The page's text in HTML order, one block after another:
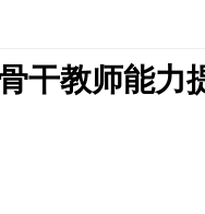
干教师能力